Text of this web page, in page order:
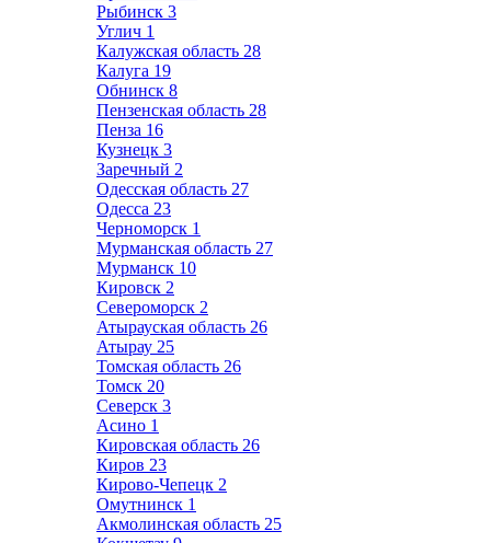
Рыбинск 3
Углич 1
Калужская область 28
Калуга 19
Обнинск 8
Пензенская область 28
Пенза 16
Кузнецк 3
Заречный 2
Одесская область 27
Одесса 23
Черноморск 1
Мурманская область 27
Мурманск 10
Кировск 2
Североморск 2
Атырауская область 26
Атырау 25
Томская область 26
Томск 20
Северск 3
Асино 1
Кировская область 26
Киров 23
Кирово-Чепецк 2
Омутнинск 1
Акмолинская область 25